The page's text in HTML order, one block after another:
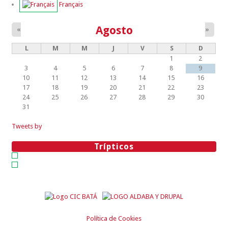
Français
Agosto
« »
L M M J V S
D
1
2
3
4 5 6 7 8
9
10
11 12 13 14 15
16
17
18 19 20 21 22
23
24
25 26 27 28 29
30
31
Tweets by
Trípticos
Política de Cookies